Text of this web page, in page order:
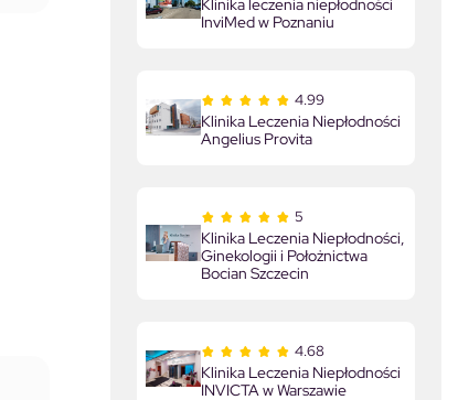
Klinika leczenia niepłodności
InviMed w Poznaniu
4.99
Klinika Leczenia Niepłodności
Angelius Provita
5
Klinika Leczenia Niepłodności,
Ginekologii i Położnictwa
Bocian Szczecin
4.68
Klinika Leczenia Niepłodności
INVICTA w Warszawie